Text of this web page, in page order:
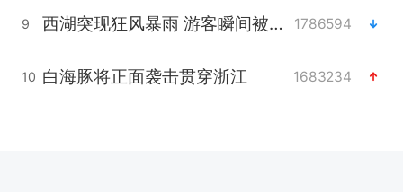
9 西湖突现狂风暴雨 游客瞬间被浇透 1786594
10 白海豚将正面袭击贯穿浙江 1683234